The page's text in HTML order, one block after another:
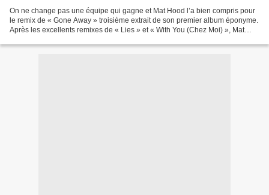
On ne change pas une équipe qui gagne et Mat Hood l’a bien compris pour
le remix de « Gone Away » troisième extrait de son premier album éponyme.
Après les excellents remixes de « Lies » et « With You (Chez Moi) », Mat